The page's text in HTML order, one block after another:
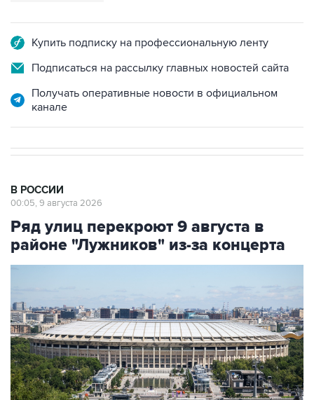
Купить подписку на профессиональную ленту
Подписаться на рассылку главных новостей сайта
Получать оперативные новости в официальном
канале
В РОССИИ
00:05, 9 августа 2026
Ряд улиц перекроют 9 августа в
районе "Лужников" из-за концерта